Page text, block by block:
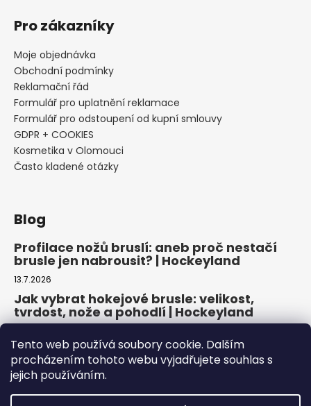
Tento web používá soubory cookie. Dalším
procházením tohoto webu vyjadřujete souhlas s
jejich používáním.
Pro zákazníky
Moje objednávka
Obchodní podmínky
Reklamační řád
Formulář pro uplatnění reklamace
Formulář pro odstoupení od kupní smlouvy
GDPR + COOKIES
Kosmetika v Olomouci
Často kladené otázky
Blog
Profilace nožů bruslí: aneb proč nestačí
brusle jen nabrousit? | Hockeyland
13.7.2026
Jak vybrat hokejové brusle: velikost,
tvrdost, nože a pohodlí | Hockeyland
Jak vybrat inline brusle: praktický
průvodce pro pohodlnou a bezpečnou
jízdu | Hockeyland
22.6.2026